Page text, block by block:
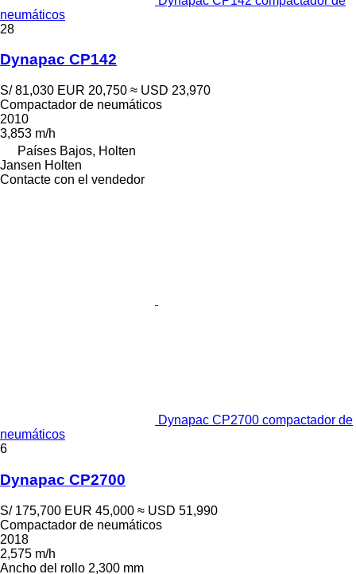
neumáticos
28
Dynapac CP142
S/ 81,030 EUR 20,750 ≈ USD 23,970
Compactador de neumáticos
2010
3,853 m/h
Países Bajos, Holten
Jansen Holten
Contacte con el vendedor
Dynapac CP2700 compactador de
neumáticos
6
Dynapac CP2700
S/ 175,700 EUR 45,000 ≈ USD 51,990
Compactador de neumáticos
2018
2,575 m/h
Ancho del rollo 2,300 mm